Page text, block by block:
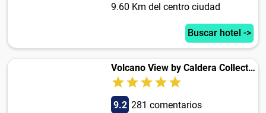
9.60 Km del centro ciudad
Buscar hotel ->
Volcano View by Caldera Collection
9.2 281 comentarios